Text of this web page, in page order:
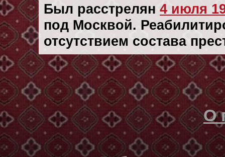
Был расстрелян 4 июля
под Москвой.
отсутствием состава
О